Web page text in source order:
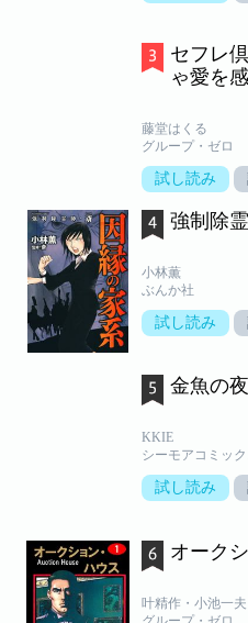
セフレ
ゃ愛を
藤堂はくる
グループ・ゼロ
試し読み
強制除
小林薫
ぶんか社
試し読み
金魚の
KKIE
シーモアコミッ
試し読み
オーク
叶精作・小池一夫